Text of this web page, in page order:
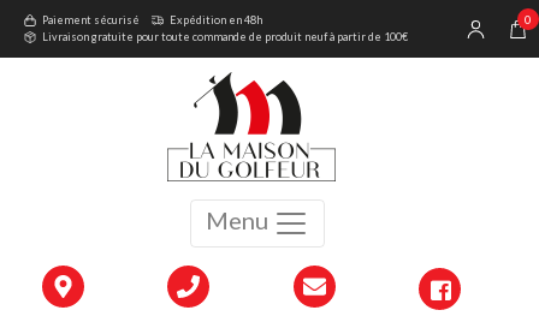
Menu
Paiement sécurisé
Expédition en 48h
Livraison gratuite pour toute commande de produit neuf à partir de 100€
0